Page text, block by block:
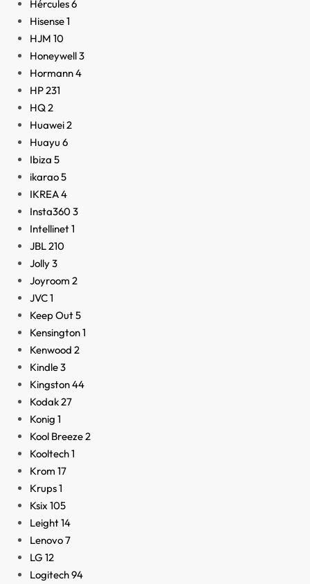
Hércules6
Hisense1
HJM 10
Honeywell3
Hormann4
HP231
HQ2
Huawei2
Huayu 6
Ibiza 5
ikarao5
IKREA4
Insta3603
Intellinet1
JBL210
Jolly3
Joyroom 2
JVC1
Keep Out5
Kensington1
Kenwood 2
Kindle3
Kingston44
Kodak27
Konig 1
Kool Breeze2
Kooltech1
Krom 17
Krups1
Ksix 105
Leight14
Lenovo7
LG 12
Logitech94